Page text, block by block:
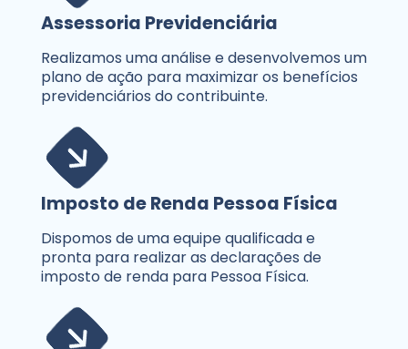
Assessoria Previdenciária
Realizamos uma análise e desenvolvemos um
plano de ação para maximizar os benefícios
previdenciários do contribuinte.
Imposto de Renda Pessoa Física
Dispomos de uma equipe qualificada e
pronta para realizar as declarações de
imposto de renda para Pessoa Física.